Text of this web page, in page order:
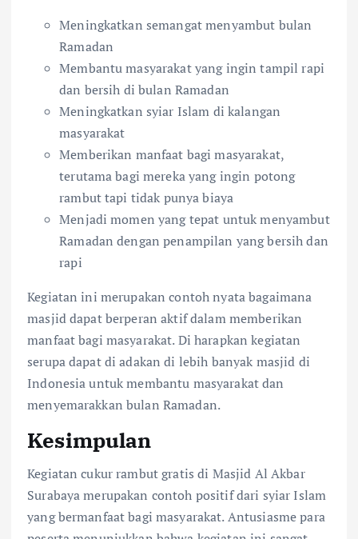
Meningkatkan semangat menyambut bulan
Ramadan
Membantu masyarakat yang ingin tampil rapi
dan bersih di bulan Ramadan
Meningkatkan syiar Islam di kalangan
masyarakat
Memberikan manfaat bagi masyarakat,
terutama bagi mereka yang ingin potong
rambut tapi tidak punya biaya
Menjadi momen yang tepat untuk menyambut
Ramadan dengan penampilan yang bersih dan
rapi
Kegiatan ini merupakan contoh nyata bagaimana
masjid dapat berperan aktif dalam memberikan
manfaat bagi masyarakat. Di harapkan kegiatan
serupa dapat di adakan di lebih banyak masjid di
Indonesia untuk membantu masyarakat dan
menyemarakkan bulan Ramadan.
Kesimpulan
Kegiatan cukur rambut gratis di Masjid Al Akbar
Surabaya merupakan contoh positif dari syiar Islam
yang bermanfaat bagi masyarakat. Antusiasme para